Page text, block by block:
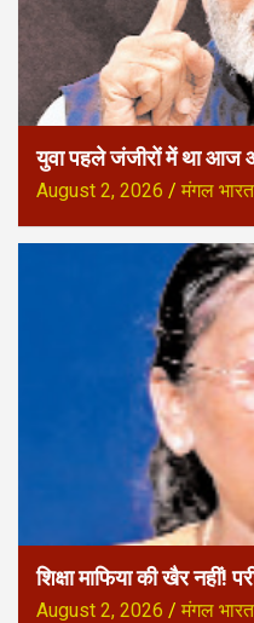
युवा पहले जंजीरों में था आज
August 2, 2026 मंगल भारत
शिक्षा माफिया की खैर नहीं!
August 2, 2026 मंगल भारत